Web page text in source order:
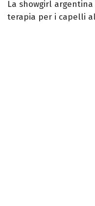
La showgirl
terapia per i capelli